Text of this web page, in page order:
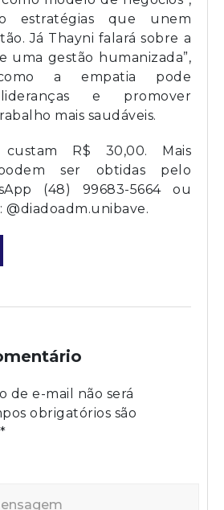
estratégias que unem
Já Thayni falará sobre a
uma gestão humanizada”,
a empatia pode
e promover
mais saudáveis.
custam R$ 30,00. Mais
ser obtidas pelo
(48) 99683-5664 ou
@diadoadm.unibave.
de e-mail não será
obrigatórios são
*